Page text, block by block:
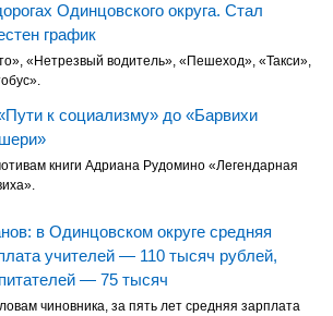
Одинцовского округа. Стал
график
«Нетрезвый водитель», «Пешеход», «Такси»,
к социализму» до «Барвихи
книги Адриана Рудомино «Легендарная
в Одинцовском округе средняя
учителей — 110 тысяч рублей,
— 75 тысяч
чиновника, за пять лет средняя зарплата